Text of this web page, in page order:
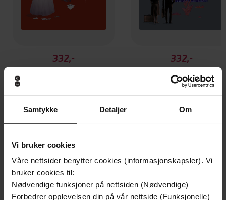
Samtykke Detaljer Om
Vi bruker cookies
Våre nettsider benytter cookies (informasjonskapsler). Vi
bruker cookies til:
Nødvendige funksjoner på nettsiden (Nødvendige)
Forbedrer opplevelsen din på vår nettside (Funksjonelle)
332,-
LYDBOK
332,-
Ole Kristian Ellingsen
LYDBOK
Andre har også kjøpt
Premium